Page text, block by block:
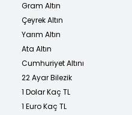
Gram Altın
Çeyrek Altın
Yarım Altın
Ata Altın
Cumhuriyet Altını
22 Ayar Bilezik
1 Dolar Kaç TL
1 Euro Kaç TL